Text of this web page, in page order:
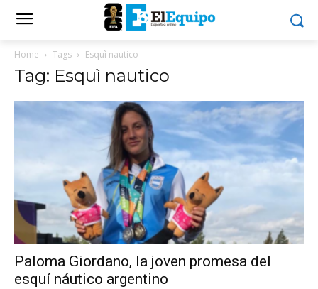
Home Tags Esquì nautico
Tag: Esquì nautico
Paloma Giordano, la joven promesa del
esquí náutico argentino